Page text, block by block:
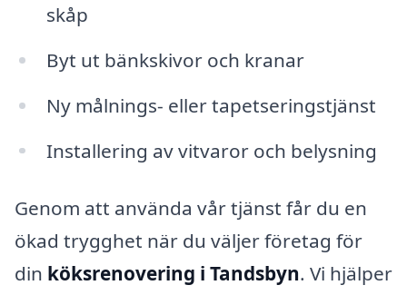
skåp
Byt ut bänkskivor och kranar
Ny målnings- eller tapetseringstjänst
Installering av vitvaror och belysning
Genom att använda vår tjänst får du en
ökad trygghet när du väljer företag för
din köksrenovering i Tandsbyn. Vi hjälper